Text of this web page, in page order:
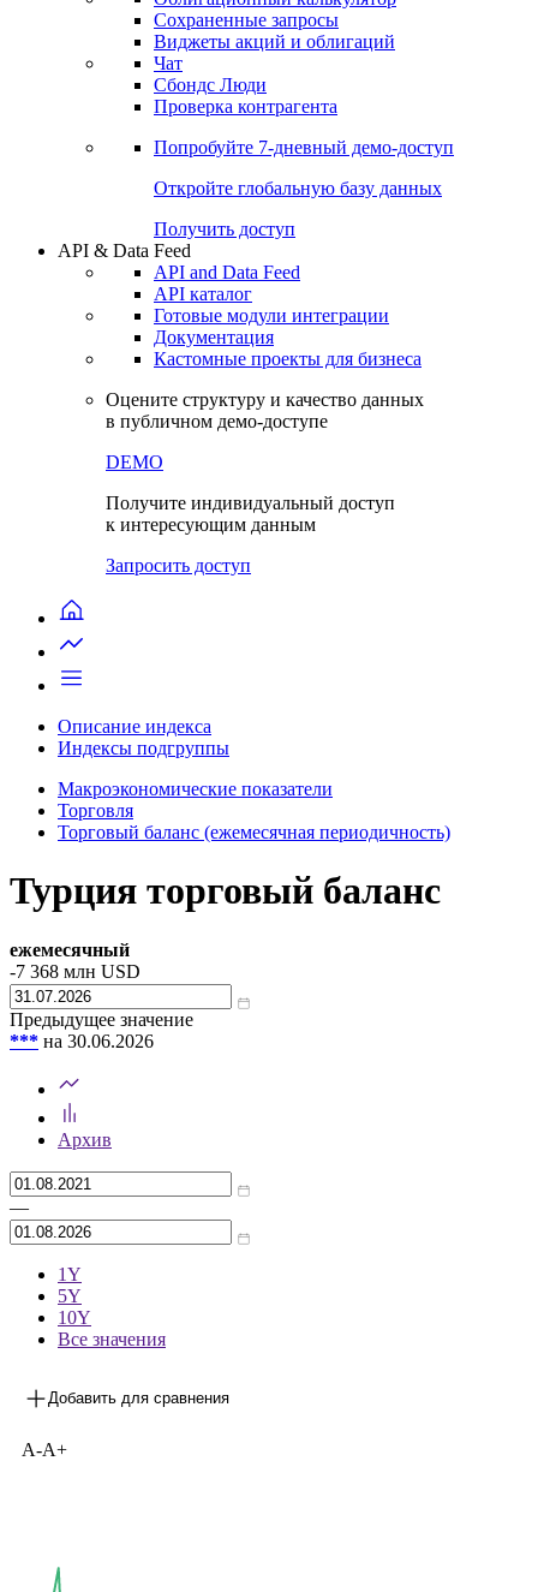
Сохраненные запросы
Виджеты акций и облигаций
Чат
Сбондс Люди
Проверка контрагента
Попробуйте 7-дневный демо-доступ
Откройте глобальную базу данных
Получить доступ
API & Data Feed
API and Data Feed
API каталог
Готовые модули интеграции
Документация
Кастомные проекты для бизнеса
Оцените структуру и качество данных
в публичном демо-доступе
DEMO
Получите индивидуальный доступ
к интересующим данным
Запросить доступ
Описание индекса
Индексы подгруппы
Макроэкономические показатели
Торговля
Торговый баланс (ежемесячная периодичность)
Турция торговый баланс
ежемесячный
-7 368 млн USD
Предыдущее значение
*** на 30.06.2026
Архив
—
1Y
5Y
10Y
Все значения
Добавить для сравнения